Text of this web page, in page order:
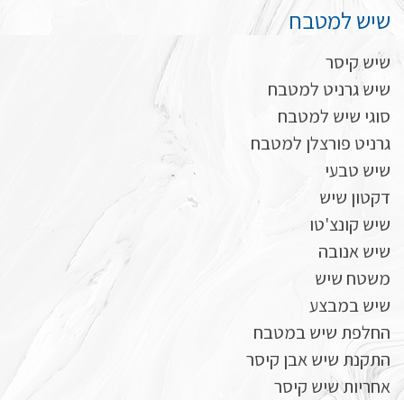
שיש למטבח
שיש קיסר
שיש גרניט למטבח
סוגי שיש למטבח
גרניט פורצלן למטבח
שיש טבעי
דקטון שיש
שיש קונצ'טו
שיש אנובה
משטח שיש
שיש במבצע
החלפת שיש במטבח
התקנת שיש אבן קיסר
אחריות שיש קיסר